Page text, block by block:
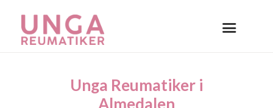
Unga Reumatiker i
Almedalen